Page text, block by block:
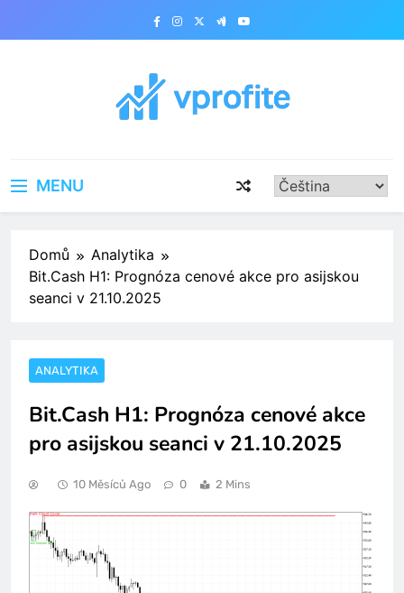
MENU
Domů
Analytika
Bit.Cash H1: Prognóza cenové akce pro asijskou
seanci v 21.10.2025
ANALYTIKA
Bit.Cash H1: Prognóza cenové akce
pro asijskou seanci v 21.10.2025
10 Měsíců Ago 0 2 Mins